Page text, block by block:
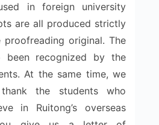
in foreign university
are all produced strictly
original. The
been recognized by the
At the same time, we
the students who
in Ruitong’s overseas